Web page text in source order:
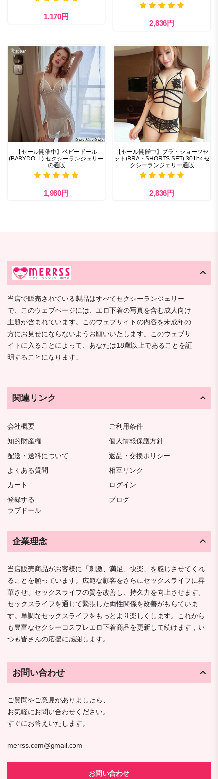
1,170円
2,836円
【セール開催中】ベビードール
(BABYDOLL) セクシーランジェリー
の通販
1,980円
【セール開催中】ブラ・ショーツセ
ット(BRA・SHORTS SET) 301bk セ
クシーランジェリー通販
2,836円
当店で販売されている製品はすべてセクシーランジェリー
で、このウェブページには、エロ下着の写真を含む成人向け
主題が含まれています。このウェブサイトの内容を未成年の
方にお見せにならないようお願いいたします。このウェブサ
イトに入ることによって、あなたは18歳以上であることを証
明することになります。
関連リンク
会社概要
ご利用条件
知的財産権
個人情報保護方針
配送・送料について
返品・交換ポリシー
よくある質問
相互リンク
カート
ログイン
登録する
ブログ
ラブドール
企業理念
当店販売商品がお客様に「刺激、満足、快楽」を感じさせてくれ
ることを願っています。広範な顧客をさらにセックスライフに昇
華させ、セックスライフの質を改善し、持久力を向上させます。
セックスライフを通じて緊張した両性関係を改善がもらていま
す。単調なセックスライフをもっとより楽しくします。これから
も豊富なセクシーコスプレエロ下着商品を更新して続けます，い
つも皆さんの応援に感謝します。
お問い合わせ
ご質問やご意見がありましたら、
お気軽にお問い合わせください。
すぐにお答えいたします。
merrss.com@gmail.com
お問い合わせ